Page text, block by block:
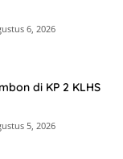
6, 2026
di KP 2 KLHS
5, 2026